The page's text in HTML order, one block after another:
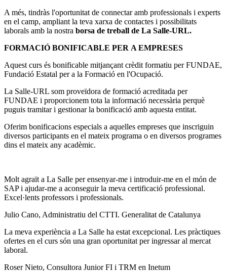
A més, tindràs l'oportunitat de connectar amb professionals i experts
en el camp, ampliant la teva xarxa de contactes i possibilitats
laborals amb la nostra borsa de treball de La Salle-URL.
FORMACIÓ BONIFICABLE PER A EMPRESES
Aquest curs és bonificable mitjançant crèdit formatiu per FUNDAE,
Fundació Estatal per a la Formació en l'Ocupació.
La Salle-URL som proveïdora de formació acreditada per
FUNDAE i proporcionem tota la informació necessària perquè
puguis tramitar i gestionar la bonificació amb aquesta entitat.
Oferim bonificacions especials a aquelles empreses que inscriguin
diversos participants en el mateix programa o en diversos programes
dins el mateix any acadèmic.
Molt agraït a La Salle per ensenyar-me i introduir-me en el món de
SAP i ajudar-me a aconseguir la meva certificació professional.
Excel·lents professors i professionals.
Julio Cano, Administratiu del CTTI. Generalitat de Catalunya
La meva experiència a La Salle ha estat excepcional. Les pràctiques
ofertes en el curs són una gran oportunitat per ingressar al mercat
laboral.
Roser Nieto, Consultora Junior FI i TRM en Inetum